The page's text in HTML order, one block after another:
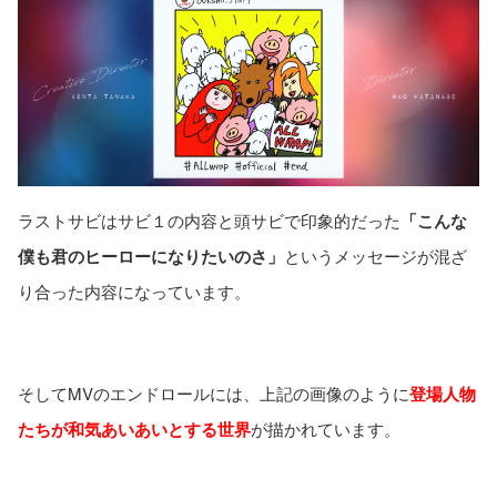
ラストサビはサビ１の内容と頭サビで印象的だった 「こんな
僕も君のヒーローになりたいのさ」 というメッセージが混ざ
り合った内容になっています。
そしてMVのエンドロールには、上記の画像のように登場人物
たちが和気あいあいとする世界が描かれています。